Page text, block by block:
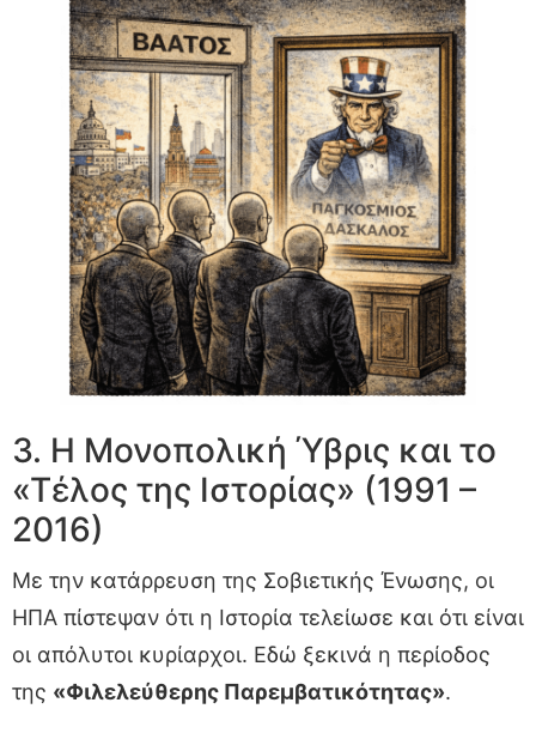
3. Η Μονοπολική Ύβρις και το
«Τέλος της Ιστορίας» (1991 –
2016)
Με την κατάρρευση της Σοβιετικής Ένωσης, οι
ΗΠΑ πίστεψαν ότι η Ιστορία τελείωσε και ότι είναι
οι απόλυτοι κυρίαρχοι. Εδώ ξεκινά η περίοδος
της «Φιλελεύθερης Παρεμβατικότητας».